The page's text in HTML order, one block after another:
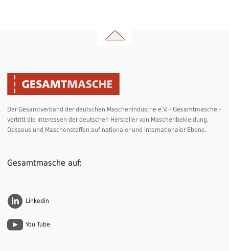
Der Gesamtverband der deutschen Maschenindustrie e.V. – Gesamtmasche –
vertritt die Interessen der deutschen Hersteller von Maschenbekleidung,
Dessous und Maschenstoffen auf nationaler und internationaler Ebene.
Gesamtmasche auf:
Linkedin
You Tube